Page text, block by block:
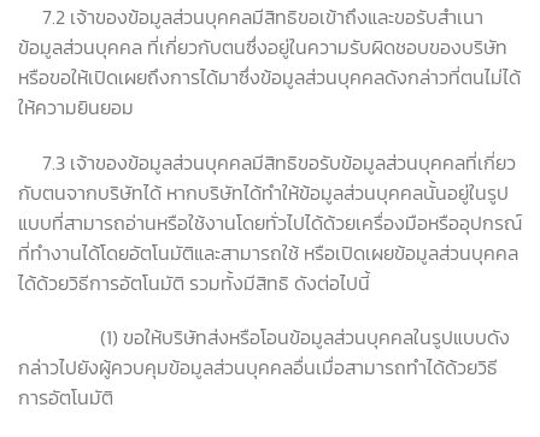
7.2 เจ้าของข้อมูลส่วนบุคคลมีสิทธิขอเข้าถึงและขอรับสำเนา
ข้อมูลส่วนบุคคล ที่เกี่ยวกับตนซึ่งอยู่ในความรับผิดชอบของบริษัท
หรือขอให้เปิดเผยถึงการได้มาซึ่งข้อมูลส่วนบุคคลดังกล่าวที่ตนไม่ได้
ให้ความยินยอม
7.3 เจ้าของข้อมูลส่วนบุคคลมีสิทธิขอรับข้อมูลส่วนบุคคลที่เกี่ยว
กับตนจากบริษัทได้ หากบริษัทได้ทำให้ข้อมูลส่วนบุคคลนั้นอยู่ในรูป
แบบที่สามารถอ่านหรือใช้งานโดยทั่วไปได้ด้วยเครื่องมือหรืออุปกรณ์
ที่ทำงานได้โดยอัตโนมัติและสามารถใช้ หรือเปิดเผยข้อมูลส่วนบุคคล
ได้ด้วยวิธีการอัตโนมัติ รวมทั้งมีสิทธิ ดังต่อไปนี้
(1) ขอให้บริษัทส่งหรือโอนข้อมูลส่วนบุคคลในรูปแบบดัง
กล่าวไปยังผู้ควบคุมข้อมูลส่วนบุคคลอื่นเมื่อสามารถทำได้ด้วยวิธี
การอัตโนมัติ